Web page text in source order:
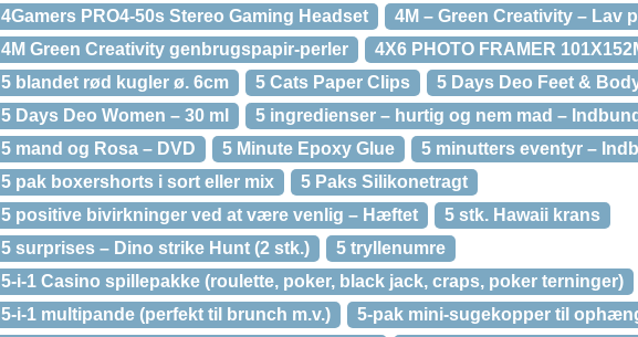
4Gamers PRO4-50s Stereo Gaming Headset
4M – Green Creativity – Lav
4M Green Creativity genbrugspapir-perler
4X6 PHOTO FRAMER
5 blandet rød kugler ø. 6cm
5 Cats Paper Clips
5 Days Deo Feet &
5 Days Deo Women – 30 ml
5 ingredienser – hurtig og nem mad –
5 mand og Rosa – DVD
5 Minute Epoxy Glue
5 minutters eventyr –
5 pak boxershorts i sort eller mix
5 Paks Silikonetragt
5 positive bivirkninger ved at være venlig – Hæftet
5 stk. Hawaii krans
5 surprises – Dino strike Hunt (2 stk.)
5 tryllenumre
5-i-1 Casino spillepakke (roulette, poker, black jack, craps, poker terninger)
5-i-1 multipande (perfekt til brunch m.v.)
5-pak mini-sugekopper til